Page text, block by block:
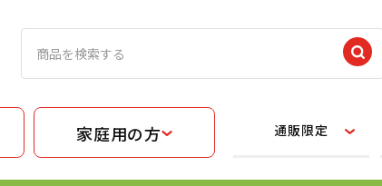
家庭用の方 通販限定